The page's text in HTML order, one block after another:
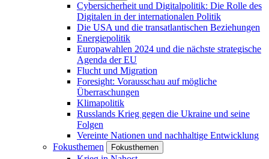
Cybersicherheit und Digitalpolitik: Die Rolle des
Digitalen in der internationalen Politik
Die USA und die transatlantischen Beziehungen
Energiepolitik
Europawahlen 2024 und die nächste strategische
Agenda der EU
Flucht und Migration
Foresight: Vorausschau auf mögliche
Überraschungen
Klimapolitik
Russlands Krieg gegen die Ukraine und seine
Folgen
Vereinte Nationen und nachhaltige Entwicklung
Fokusthemen
Fokusthemen